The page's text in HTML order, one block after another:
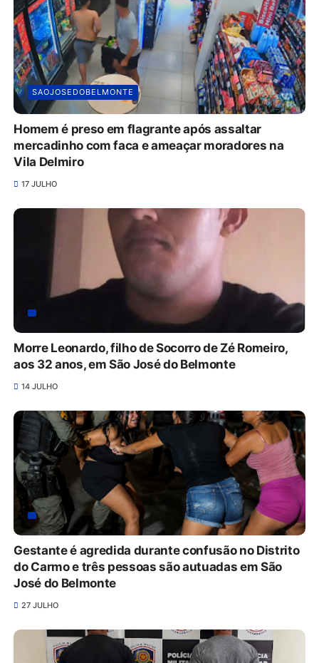
SAOJOSEDOBELMONTE
Homem é preso em flagrante após assaltar
mercadinho com faca e ameaçar moradores na
Vila Delmiro
17 JULHO
Morre Leonardo, filho de Socorro de Zé Romeiro,
aos 32 anos, em São José do Belmonte
14 JULHO
Gestante é agredida durante confusão no Distrito
do Carmo e três pessoas são autuadas em São
José do Belmonte
27 JULHO